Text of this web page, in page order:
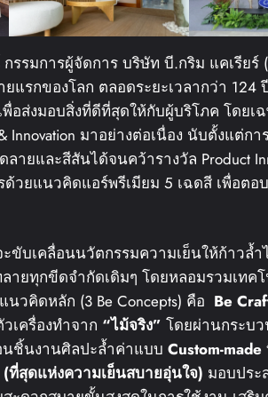
กรรมการผู้จัดการ บริษัท บี.กริม แคเรียร์
แรกของโลก ตลอดระยะเวลากว่า
ส่งมอบสิ่งที่ดีที่สุดให้กับผู้บริโภค โดยเ
มาอย่างต่อเนื่อง นับตั้งแต่ก
ายและสีสันได้จนคว้ารางวัล Product
ด้วยแนวคิดแอร์พรีเมียม 5 เฉดสี เพื่อต
ขับเคลื่อนนวัตกรรมความเย็นให้ก้าวล้
ายทุกขีดจำกัดเดิมๆ โดยหลอมรวมเท
วคิดหลัก (3 Be Concepts) คือ Be
เครื่องทำจาก “ไม้จริง” โดยผ่านกระบ
ชิ้นงานศิลปะล้ำค่าแบบ Custom-made
(ที่สุดแห่งความเย็นสบายอุ่นใจ) มอบประ